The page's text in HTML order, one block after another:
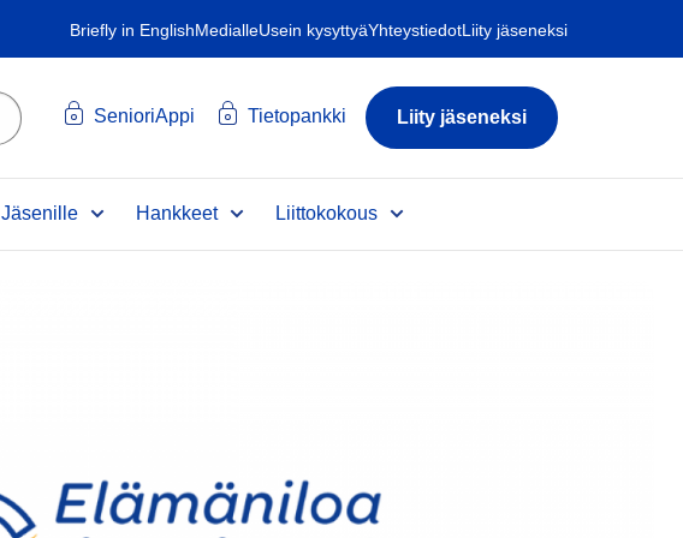
Briefly in EnglishMedialleUsein kysyttyäYhteystiedotLiity jäseneksi
SenioriAppi Tietopankki Liity jäseneksi
Jäsenille Hankkeet Liittokokous